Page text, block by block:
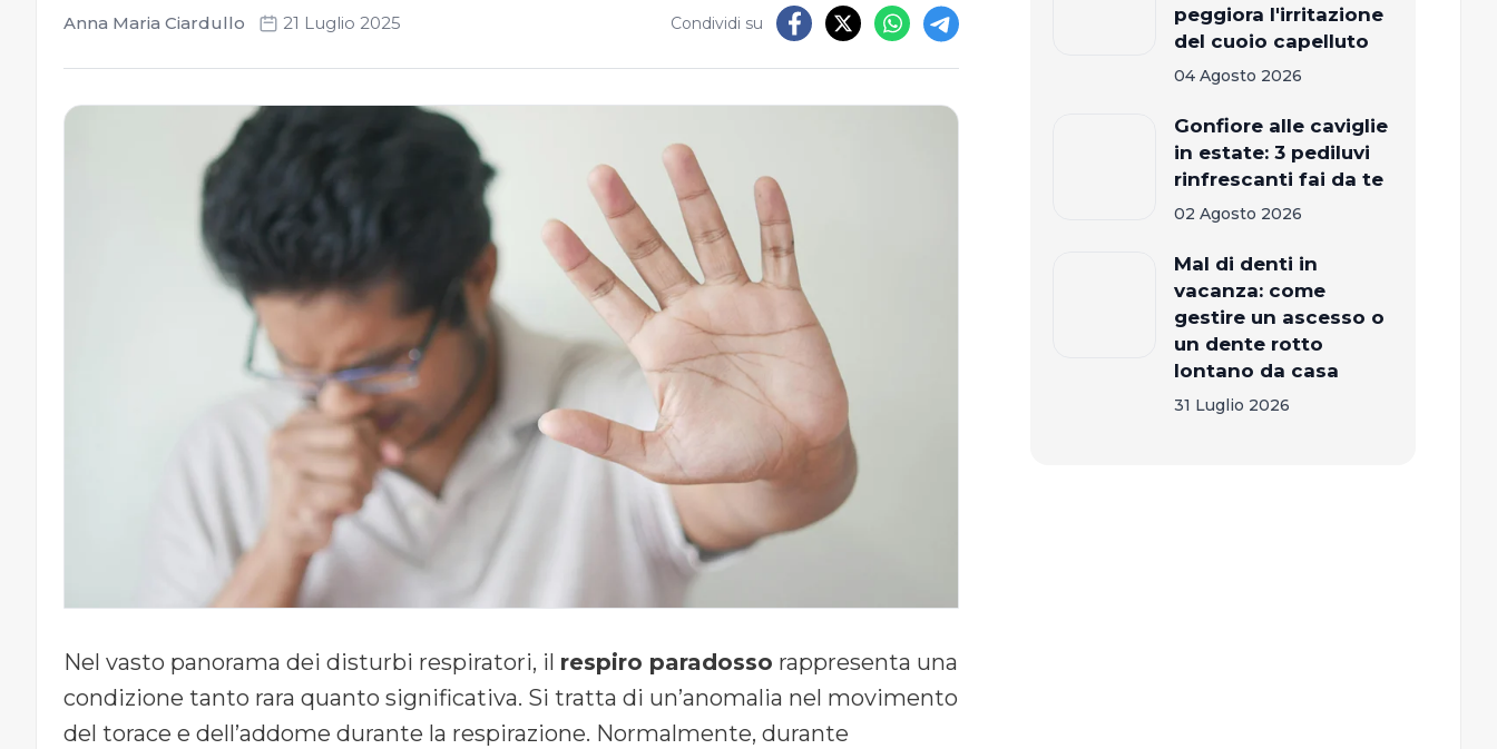
Anna Maria Ciardullo 21 Luglio 2025 Condividi su
Nel vasto panorama dei disturbi respiratori, il respiro paradosso rappresenta una
condizione tanto rara quanto significativa. Si tratta di un’anomalia nel movimento
del torace e dell’addome durante la respirazione. Normalmente, durante
peggiora l'irritazione
del cuoio capelluto
04 Agosto 2026
Gonfiore alle caviglie
in estate: 3 pediluvi
rinfrescanti fai da te
02 Agosto 2026
Mal di denti in
vacanza: come
gestire un ascesso o
un dente rotto
lontano da casa
31 Luglio 2026